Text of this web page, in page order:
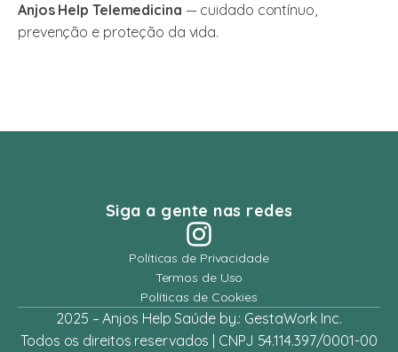
Anjos Help Telemedicina — cuidado contínuo,
prevenção e proteção da vida.
Siga a gente nas redes
Políticas de Privacidade
Termos de Uso
Políticas de Cookies
2025 – Anjos Help Saúde by.: GestaWork Inc.
Todos os direitos reservados | CNPJ 54.114.397/0001-00